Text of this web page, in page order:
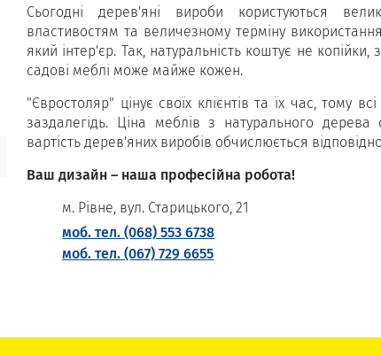
Сьогодні дерев'яні вироби користуються
властивостям та величезному терміну
який інтер'єр. Так, натуральність коштує не
садові меблі може майже кожен.
"Євростоляр" цінує своїх клієнтів та їх час, тому
заздалегідь. Ціна меблів з натурального
вартість дерев'яних виробів обчислюється
Ваш дизайн – наша професійна робота!
м. Рівне, вул. Старицького, 21
моб. тел. (068) 553 6738
моб. тел. (067) 729 6655